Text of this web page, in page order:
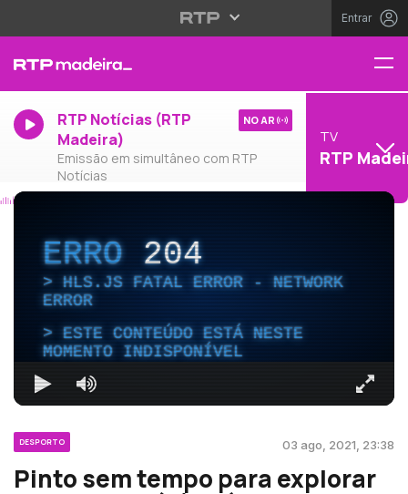
Entrar
RTP Notícias (RTP
Madeira)
Emissão em simultâneo com RTP
Notícias
NO AR
TV
RTP
ERRO204
HLS.JS FATAL ERROR - NETWORK
ERROR
ESTE CONTEÚDO ESTÁ NESTE
MOMENTO INDISPONÍVEL
DESPORTO 03 ago, 2021, 23:38
Pinto sem tempo para explorar